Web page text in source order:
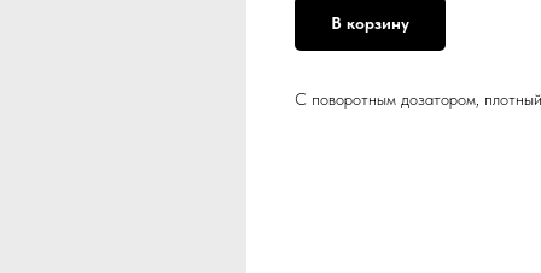
В корзину
С поворотным дозатором,